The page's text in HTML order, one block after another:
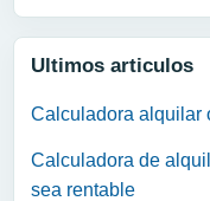
Ultimos articulos
Calculadora alquilar
Calculadora de
sea rentable